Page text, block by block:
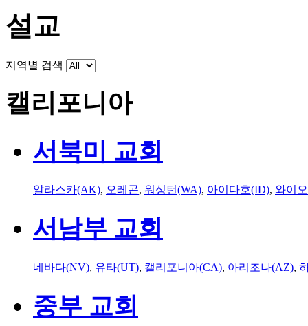
설교
지역별 검색
캘리포니아
서북미 교회
알라스카(AK), 오레곤, 워싱턴(WA), 아이다호(ID), 와이
서남부 교회
네바다(NV), 유타(UT), 캘리포니아(CA), 아리조나(AZ),
중부 교회